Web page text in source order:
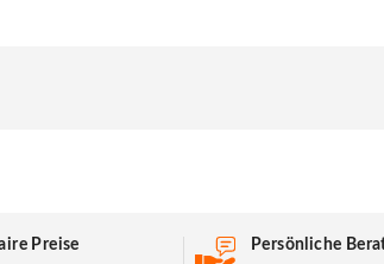
Preise
Persönliche